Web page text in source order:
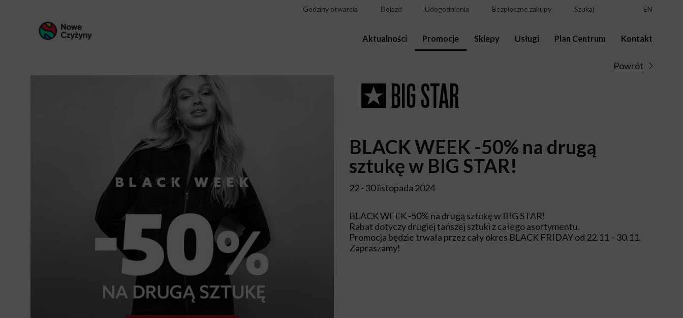
Godziny otwarcia Dojazd Udogodnienia Bezpieczne zakupy Szukaj EN
Aktualności Promocje Sklepy Usługi Plan Centrum Kontakt
Powrót
BLACK WEEK -50% na drugą
sztukę w BIG STAR!
22 - 30 listopada 2024
BLACK WEEK -50% na drugą sztukę w BIG STAR!
Rabat dotyczy drugiej tańszej sztuki z całego asortymentu.
Promocja będzie trwała przez cały okres BLACK FRIDAY od 22.11 – 30.11.
Zapraszamy!